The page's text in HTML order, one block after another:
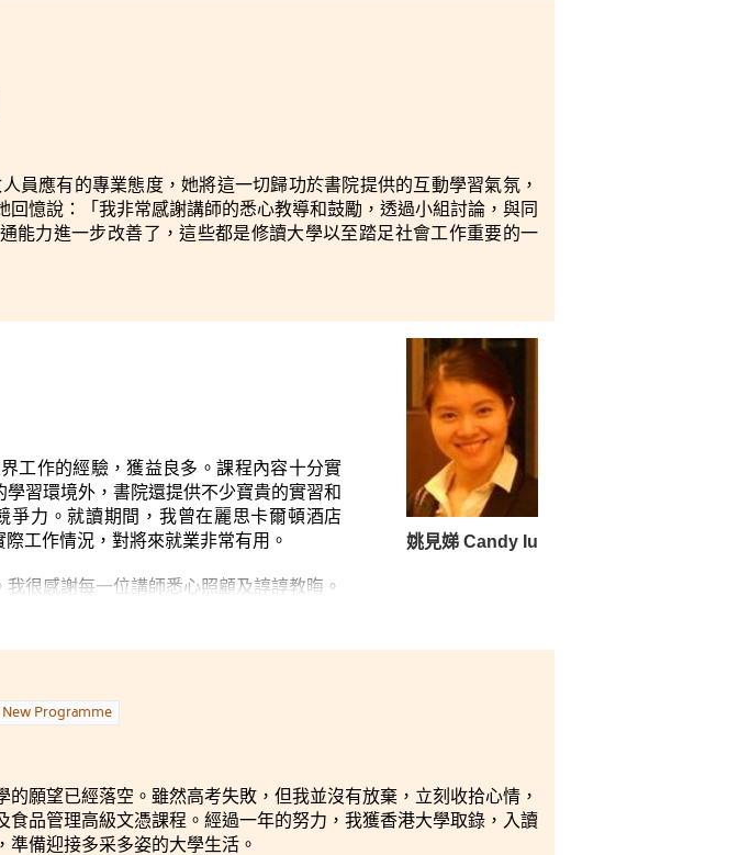
員應有的專業態度，她將這一切歸功於書院提供的互動學習氣氛，
憶說：「我非常感謝講師的悉心教導和鼓勵，透過小組討論，與同
能力進一步改善了，這些都是修讀大學以至踏足社會工作重要的一
姚見娣 Candy Iu
工作的經驗，獲益良多。課程內容十分實
習環境外，書院還提供不少寶貴的實習和
爭力。就讀期間，我曾在麗思卡爾頓酒店
工作情況，對將來就業非常有用。
很感謝每一位講師悉心照顧及諄諄教晦。
大學的生活，學習時更加得心應手。」
Programme
的願望已經落空。雖然高考失敗，但我並沒有放棄，立刻收拾心情，
食品管理高級文憑課程。經過一年的努力，我獲香港大學取錄，入讀
備迎接多采多姿的大學生活。